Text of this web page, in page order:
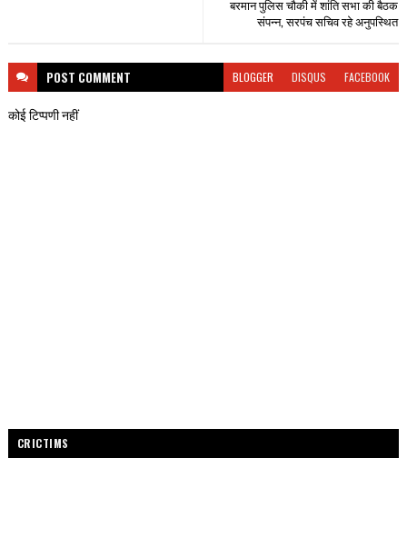
बरमान पुलिस चौकी में शांति सभा की बैठक
संपन्न, सरपंच सचिव रहे अनुपस्थित
POST COMMENT BLOGGER DISQUS FACEBOOK
कोई टिप्पणी नहीं
CRICTIMS